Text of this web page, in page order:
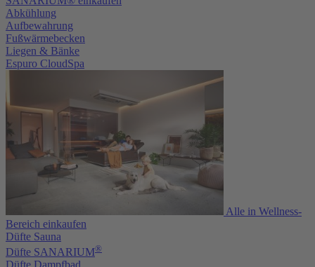
Abkühlung
Aufbewahrung
Fußwärmebecken
Liegen & Bänke
Espuro CloudSpa
Alle in Wellness-
Bereich einkaufen
Düfte Sauna
Düfte SANARIUM®
Düfte Dampfbad